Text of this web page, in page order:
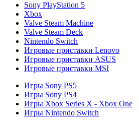
Sony PlayStation 5
Xbox
Valve Steam Machine
Valve Steam Deck
Nintendo Switch
Игровые приставки Lenovo
Игровые приставки ASUS
Игровые приставки MSI
Игры Sony PS5
Игры Sony PS4
Игры Xbox Series X - Xbox One
Игры Nintendo Switch